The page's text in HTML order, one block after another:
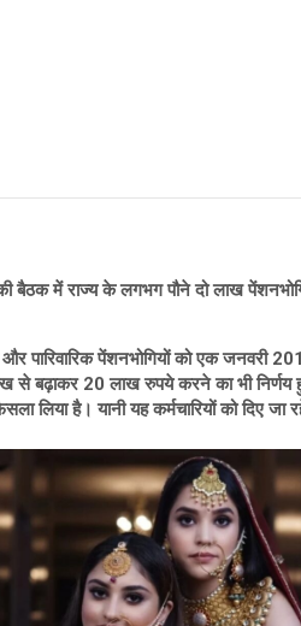
बैठक में राज्य के लगभग पौने दो लाख
पेंशनभोगियों को एक जनवरी
से बढ़ाकर 20 लाख रुपये करने का भी
लिया है। यानी यह कर्मचारियों को दिए जा